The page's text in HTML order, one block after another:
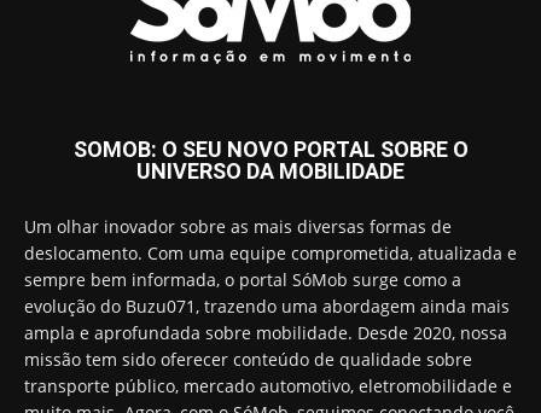
SOMOB: O SEU NOVO PORTAL SOBRE O
UNIVERSO DA MOBILIDADE
Um olhar inovador sobre as mais diversas formas de
deslocamento. Com uma equipe comprometida, atualizada e
sempre bem informada, o portal SóMob surge como a
evolução do Buzu071, trazendo uma abordagem ainda mais
ampla e aprofundada sobre mobilidade. Desde 2020, nossa
missão tem sido oferecer conteúdo de qualidade sobre
transporte público, mercado automotivo, eletromobilidade e